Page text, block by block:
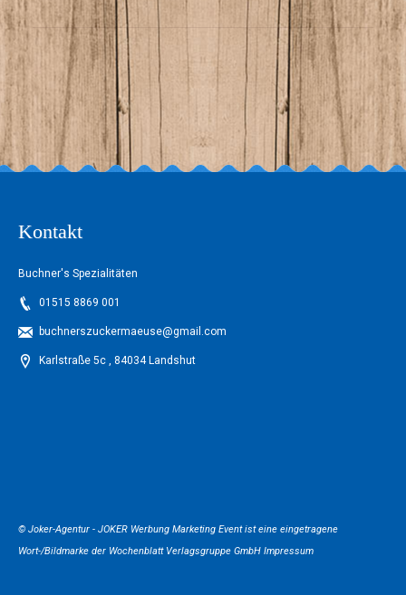
Kontakt
Buchner's Spezialitäten
01515 8869 001
buchnerszuckermaeuse@gmail.com
Karlstraße 5c , 84034 Landshut
© Joker-Agentur -JOKER Werbung Marketing Eventist eine eingetragene
Wort-/Bildmarke der Wochenblatt Verlagsgruppe GmbH Impressum